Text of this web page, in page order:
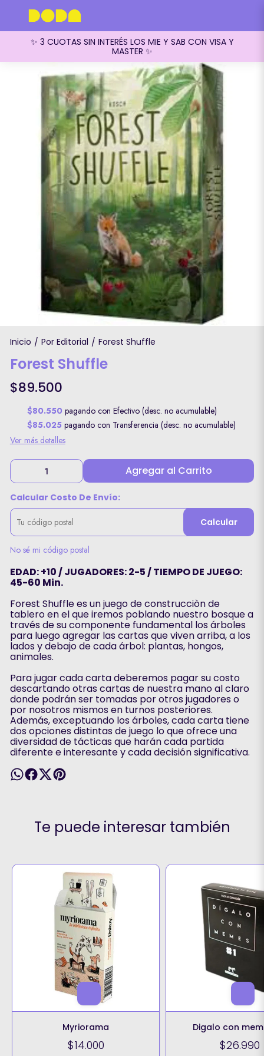
✨ 3 CUOTAS SIN INTERÉS LOS MIE Y SAB CON VISA Y
MASTER ✨
Inicio / Por Editorial / Forest Shuffle
Forest Shuffle
$89.500
$80.550 pagando con Efectivo (desc. no acumulable)
$85.025 pagando con Transferencia (desc. no acumulable)
Ver más detalles
Agregar al Carrito
Calcular Costo De Envío:
Calcular
No sé mi código postal
EDAD: +10 / JUGADORES: 2-5 / TIEMPO DE JUEGO:
45-60 Min.
Forest Shuffle es un juego de construcciòn de
tablero en el que iremos poblando nuestro bosque a
través de su componente fundamental los árboles
para luego agregar las cartas que viven arriba, a los
lados y debajo de cada árbol: plantas, hongos,
animales.
Para jugar cada carta deberemos pagar su costo
descartando otras cartas de nuestra mano al claro
donde podrán ser tomadas por otros jugadores o
por nosotros mismos en turnos posteriores.
Además, exceptuando los árboles, cada carta tiene
dos opciones distintas de juego lo que ofrece una
diversidad de tácticas que harán cada partida
diferente e interesante y cada decisión significativa.
Te puede interesar también
Myriorama
$14.000
Digalo con
$26.990